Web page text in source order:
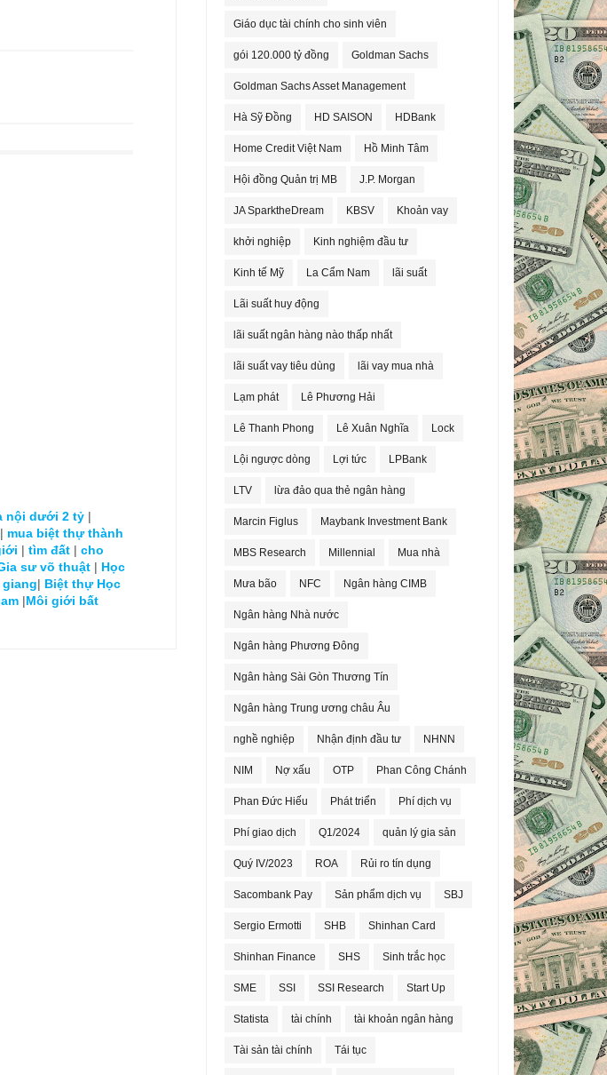
nội dưới 2 tỷ |
| mua biệt thự thành
| tìm đất | cho
sư võ thuật | Học
giang| Biệt thự Học
|Môi giới bất
Giáo dục tài chính cho sinh viên
gói 120.000 tỷ đồng Goldman Sachs
Goldman Sachs Asset Management
Hà Sỹ Đồng HD SAISON HDBank
Home Credit Việt Nam Hồ Minh Tâm
Hội đồng Quản trị MB J.P. Morgan
JA SparktheDream KBSV Khoản vay
khởi nghiệp Kinh nghiệm đầu tư
Kinh tế Mỹ La Cẩm Nam lãi suất
Lãi suất huy động
lãi suất ngân hàng nào thấp nhất
lãi suất vay tiêu dùng lãi vay mua nhà
Lạm phát Lê Phương Hải
Lê Thanh Phong Lê Xuân Nghĩa Lock
Lội ngược dòng Lợi tức LPBank
LTV lừa đảo qua thẻ ngân hàng
Marcin Figlus Maybank Investment Bank
MBS Research Millennial Mua nhà
Mưa bão NFC Ngân hàng CIMB
Ngân hàng Nhà nước
Ngân hàng Phương Đông
Ngân hàng Sài Gòn Thương Tín
Ngân hàng Trung ương châu Âu
nghề nghiệp Nhận định đầu tư NHNN
NIM Nợ xấu OTP Phan Công Chánh
Phan Đức Hiếu Phát triển Phí dịch vụ
Phí giao dịch Q1/2024 quản lý gia sản
Quý IV/2023 ROA Rủi ro tín dụng
Sacombank Pay Sản phẩm dịch vụ SBJ
Sergio Ermotti SHB Shinhan Card
Shinhan Finance SHS Sinh trắc học
SME SSI SSI Research Start Up
Statista tài chính tài khoản ngân hàng
Tài sản tài chính Tái tục